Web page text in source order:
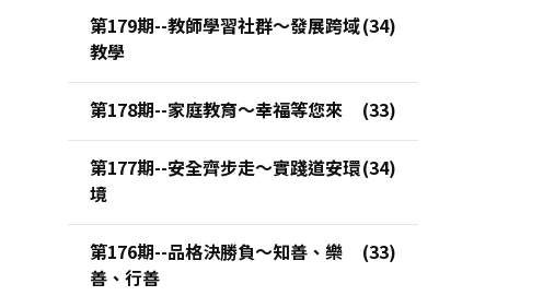
第179期--教師學習社群～發展跨域
教學
第178期--家庭教育～幸福等您來
第177期--安全齊步走～實踐道安環
境
第176期--品格決勝負～知善、樂
善、行善